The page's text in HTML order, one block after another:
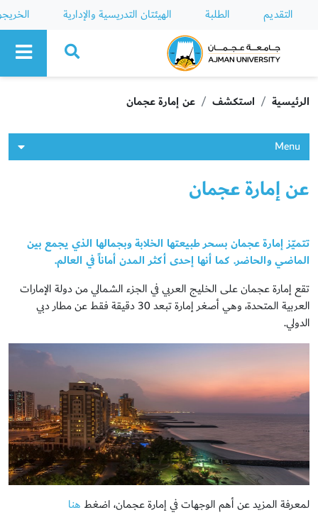
التقديم الطلبة الهيئتان التدريسية والإدارية
Ajman University
الرئيسية استكشف عن إمارة عجمان
Menu
عن إمارة عجمان
تتميّز إمارة عجمان بسحر طبيعتها الخلابة وبجمالها الذي يجمع بين
الماضي والحاضر. كما أنها إحدى أكثر المدن أماناً في العالم.
تقع إمارة عجمان على الخليج العربي في الجزء الشمالي من دولة الإمارات
العربية المتحدة، وهي أصغر إمارة تبعد 30 دقيقة فقط عن مطار دبي
الدولي.
لمعرفة المزيد عن أهم الوجهات في إمارة عجمان، اضغط هنا